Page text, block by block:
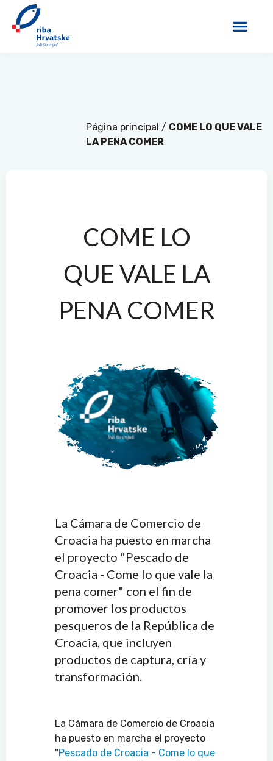
Página principal / COME LO QUE VALE
LA PENA COMER
COME LO
QUE VALE LA
PENA COMER
La Cámara de Comercio de
Croacia ha puesto en marcha
el proyecto "Pescado de
Croacia - Come lo que vale la
pena comer" con el fin de
promover los productos
pesqueros de la República de
Croacia, que incluyen
productos de captura, cría y
transformación.
La Cámara de Comercio de Croacia
ha puesto en marcha el proyecto
"Pescado de Croacia - Come lo que